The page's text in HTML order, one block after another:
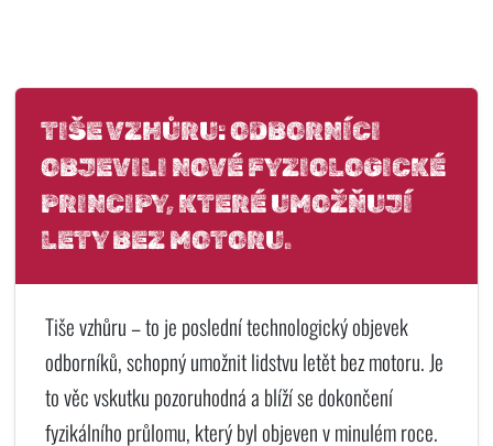
TIŠE VZHŮRU: ODBORNÍCI
OBJEVILI NOVÉ FYZIOLOGICKÉ
PRINCIPY, KTERÉ UMOŽŇUJÍ
LETY BEZ MOTORU.
Tiše vzhůru – to je poslední technologický objevek
odborníků, schopný umožnit lidstvu letět bez motoru. Je
to věc vskutku pozoruhodná a blíží se dokončení
fyzikálního průlomu, který byl objeven v minulém roce.